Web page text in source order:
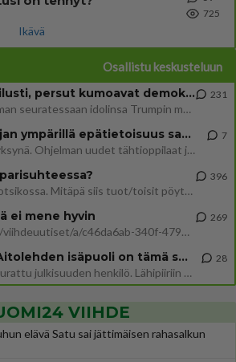
Ikävä
725
Osallistu keskusteluun
Jos SDP ei voita reilusti, persut kumoavat demokratian Suomesta
Näin tekisi ainakin Rydman seuratessaan idolinsa Trumpin mallia https://www.is.fi/politiikka/art-2000012187244.html
231
Uuden TTK-juontajan ympärillä epätietoisuus sakenee - Nyt MTV hämmentää soppaa
TTK tulee taas tänä syksynä. Ohjelman uudet tähtioppilaat julkistetaan torstaina 6. elokuuta klo 14 alkavassa lehdistö
7
Siinäpä se kysymys on otsikossa. Mitäpä siis tuot/toisit pöytään parisuhteessa? Oletko mies vai nainen? Koetko sen mitä
396
ei mene hyvin
https://www.iltalehti.fi/viihdeuutiset/a/c46da6ab-340f-4790-aaa7-0865eed2336 Yrityksen konkurssihakemus on tullut kärä
269
Tiesitkö? Martina Aitolehden isäpuoli on tämä suosittu laulaja
Martina Aitolehti on seurattu julkisuuden henkilö. Lähipiiriin mahtuu muitakin tunnettuja henkilöitä. Tiesitkö, että Ma
28
VIIHDE
elävä Satu sai jättimäisen rahasalkun